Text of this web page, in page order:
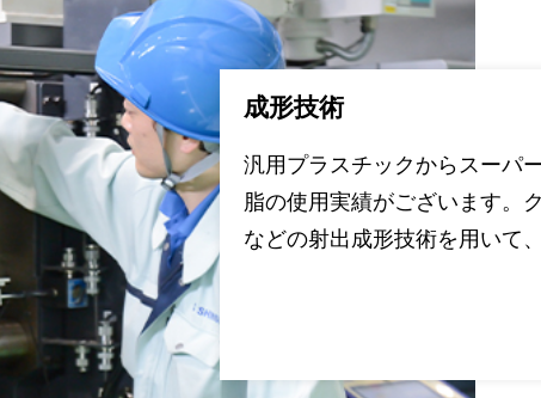
成形技術
汎用プラスチックからスーパ
脂の使用実績がございます。
などの射出成形技術を用いて